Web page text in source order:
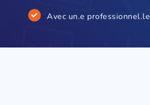
Avec un.e professionnel.le